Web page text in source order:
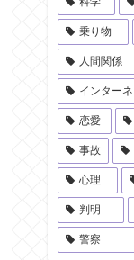
乗り物
人間関係
インターネ
恋愛
事故
心理
判明
警察